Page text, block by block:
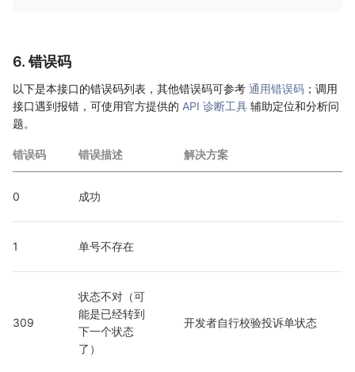
6. 错误码
以下是本接口的错误码列表，其他错误码可参考 通用错误码 ；调用
接口遇到报错，可使用官方提供的 API 诊断工具 辅助定位和分析问
题。
错误码 错误描述 解决方案
0 成功
1 单号不存在
309
状态不对（可
能是已经转到
下一个状态
了）
开发者自行校验投诉单状态